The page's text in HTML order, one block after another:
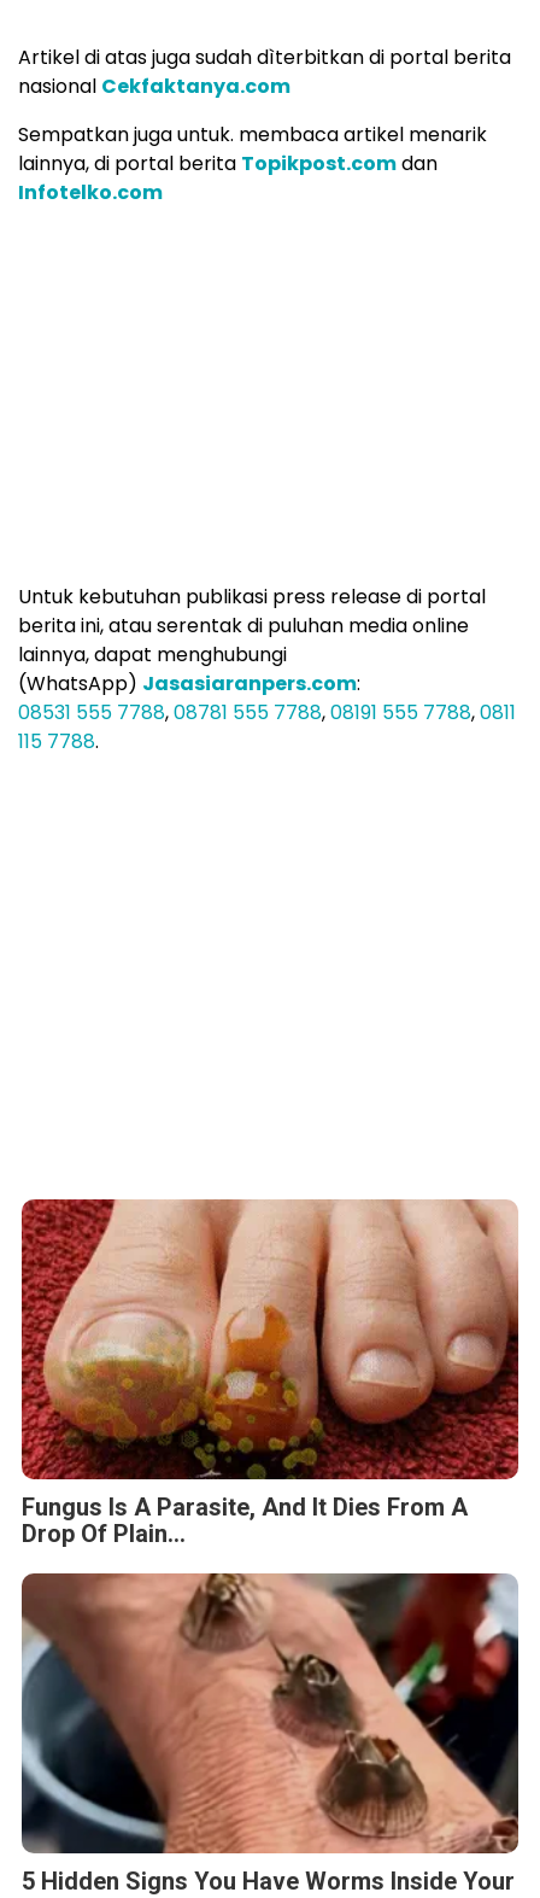
Artikel di atas juga sudah dìterbitkan di portal berita
nasional Cekfaktanya.com
Sempatkan juga untuk. membaca artikel menarik
lainnya, di portal berita Topikpost.comdan
Infotelko.com
Untuk kebutuhan publikasi press release di portal
berita ini, atau serentak di puluhan media online
lainnya, dapat menghubungi
(WhatsApp) Jasasiaranpers.com:
08531 555 7788,08781 555 7788,08191 555 7788,0811
115 7788.
Fungus Is A Parasite, And It Dies From A
Drop Of Plain...
5 Hidden Signs You Have Worms Inside Your